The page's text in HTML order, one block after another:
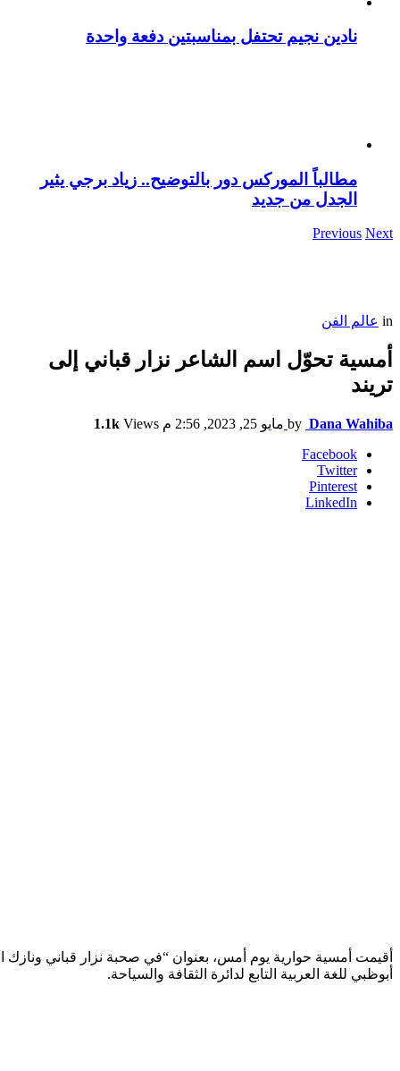
نادين نجيم تحتفل بمناسبتين دفعة واحدة
مطالباً الموركس دور بالتوضيح.. زياد برجي يثير
الجدل من جديد
Previous Next
in عالم الفن
أمسية تحوّل اسم الشاعر نزار قباني إلى
تريند
by Dana Wahiba مايو 25, 2023, 2:56 م 1.1k Views
Facebook
Twitter
Pinterest
LinkedIn
أقيمت أمسية حوارية يوم أمس، بعنوان “في صحبة نزار قباني
أبوظبي للغة العربية التابع لدائرة الثقافة والسياحة.